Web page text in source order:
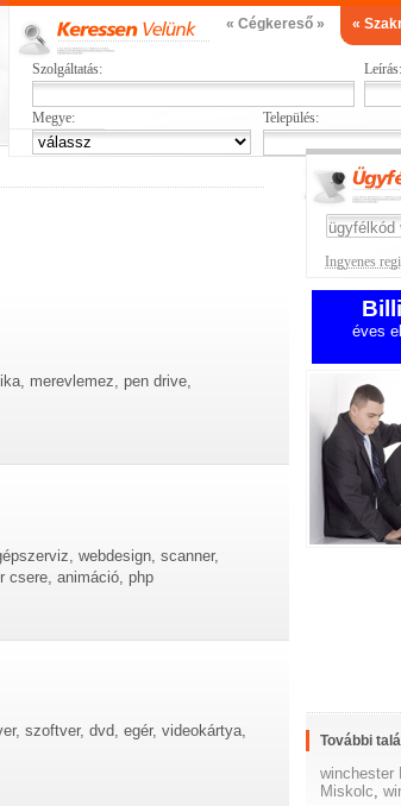
« Cégkereső » «
Szolgáltatás: Leírás:
Megye: Település:
merevlemez, pen drive,
webdesign, scanner,
csere, animáció, php
szoftver, dvd, egér, videokártya,
Ingyenes
éves
További
winchester
Miskolc,